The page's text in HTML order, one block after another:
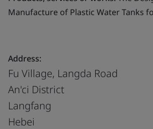
Manufacture of Plastic Water Tanks
Address:
Fu Village, Langda Road
An'ci District
Langfang
Hebei